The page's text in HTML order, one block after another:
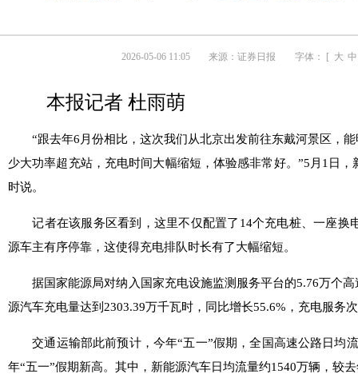
2026-05-06 11:05 来源： 证券日报 字体： [ 大 中
本报记者 杜雨萌
“跟去年6月份相比，这次我们从北京出发前往东戴河景区，能
少大功率超充站，充电时间大幅缩短，体验感非常好。”5月1日
时说。
记者在该服务区看到，这里不仅配置了14个充电桩、一座换
源车主有序停靠，这使得充电排队时长有了大幅缩短。
据国家能源局对纳入国家充电设施监测服务平台的5.76万个高
源汽车充电量达到2303.39万千瓦时，同比增长55.6%，充电服务
交通运输部此前预计，今年“五一”假期，全国高速公路日均
年“五一”假期新高。其中，新能源汽车日均流量约1540万辆，较